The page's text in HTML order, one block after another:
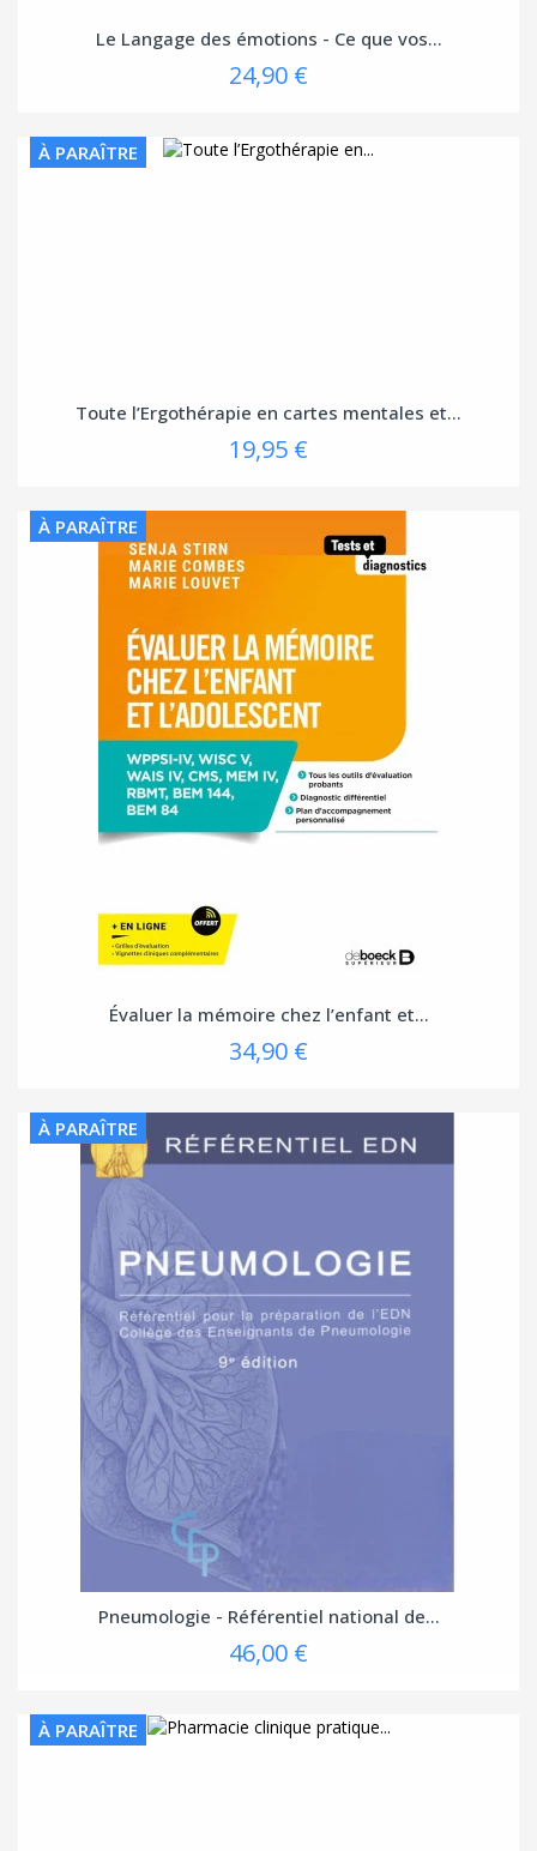
Le Langage des émotions - Ce que vos...
24,90 €
À PARAÎTRE
Toute l’Ergothérapie en cartes mentales et...
19,95 €
À PARAÎTRE
Évaluer la mémoire chez l’enfant et...
34,90 €
À PARAÎTRE
Pneumologie - Référentiel national de...
46,00 €
À PARAÎTRE